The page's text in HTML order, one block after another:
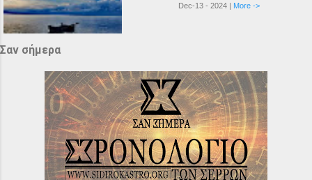
Dec-13 - 2024 | More ->
Σαν σήμερα